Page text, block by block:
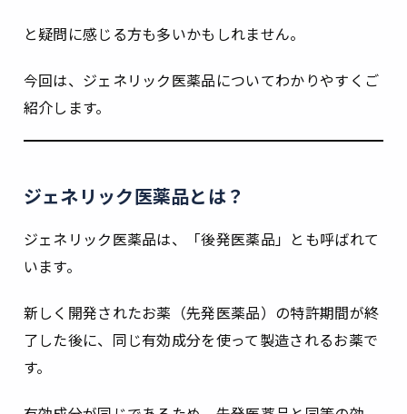
と疑問に感じる方も多いかもしれません。
今回は、ジェネリック医薬品についてわかりやすくご
紹介します。
ジェネリック医薬品とは？
ジェネリック医薬品は、「後発医薬品」とも呼ばれて
います。
新しく開発されたお薬（先発医薬品）の特許期間が終
了した後に、同じ有効成分を使って製造されるお薬で
す。